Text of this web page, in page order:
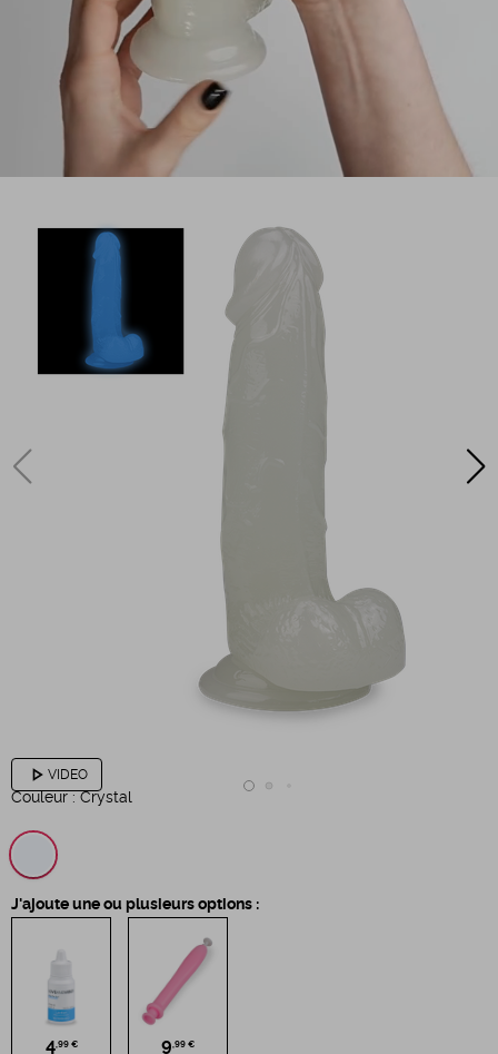
play_arrow VIDEO
Couleur : Crystal
J'ajoute une ou plusieurs options :
4,99 € 9,99 €